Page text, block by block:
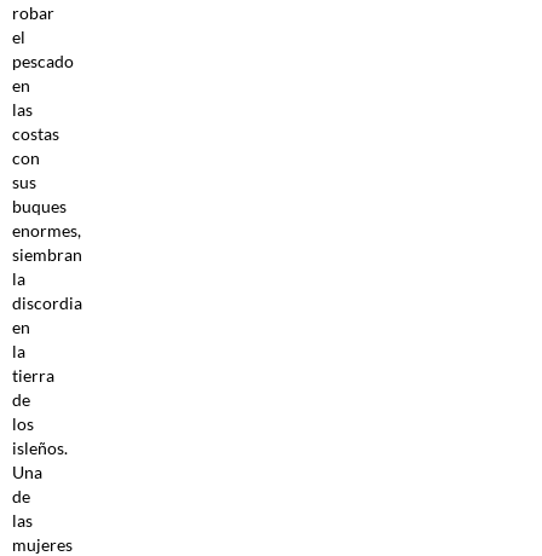
robar
el
pescado
en
las
costas
con
sus
buques
enormes,
siembran
la
discordia
en
la
tierra
de
los
isleños.
Una
de
las
mujeres